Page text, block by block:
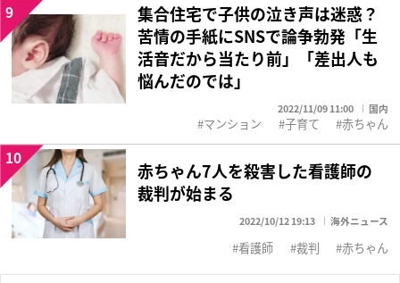
集合住宅で子供の泣き声は迷惑？
苦情の手紙にSNSで論争勃発「生
活音だから当たり前」「差出人も
悩んだのでは」
2022/11/09 11:00 国内
9
マンション 子育て 赤ちゃん
赤ちゃん7人を殺害した看護師の
裁判が始まる
2022/10/12 19:13 海外ニュース
10
看護師 裁判 赤ちゃん